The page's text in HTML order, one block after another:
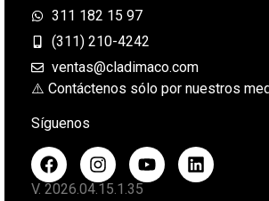
311 182 15 97
(311) 210-4242
ventas@cladimaco.com
⚠️ Contáctenos sólo por nuestros
Síguenos
V. 2026.04.15.1.35